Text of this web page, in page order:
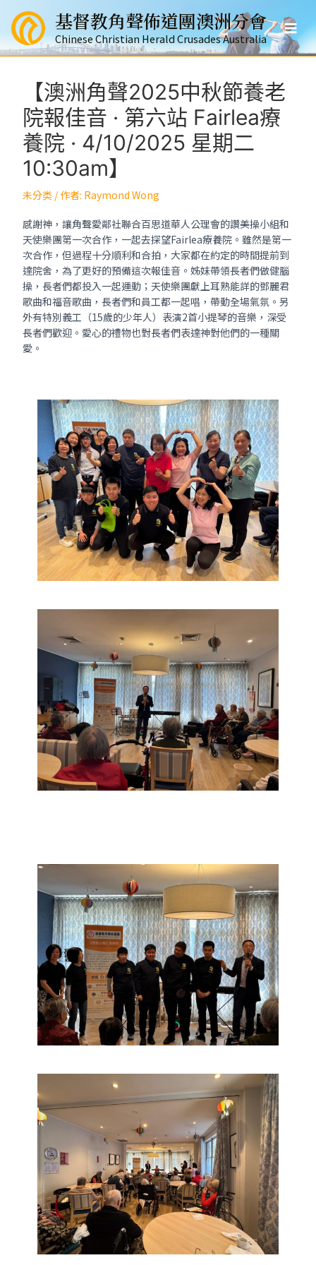
要
基督教角聲佈道團澳洲分會
Chinese Christian Herald Crusades Australia
Main
【澳洲角聲2025中秋節養老
院報佳音 · 第六站 Fairlea療
養院 · 4/10/2025 星期二
10:30am】
未分类 / 作者: Raymond Wong
感謝神，讓角聲愛鄰社聯合百思道華人公理會的讚美操小組和
天使樂團第一次合作，一起去探望Fairlea療養院。雖然是第一
次合作，但過程十分順利和合拍，大家都在約定的時間提前到
達院舍，為了更好的預備這次報佳音。姊妹帶領長者們做健腦
操，長者們都投入一起運動；天使樂團獻上耳熟能詳的鄧麗君
歌曲和福音歌曲，長者們和員工都一起唱，帶動全場氣氛。另
外有特別義工（15歲的少年人）表演2首小提琴的音樂，深受
長者們歡迎。愛心的禮物也對長者們表達神對他們的一種關
愛。